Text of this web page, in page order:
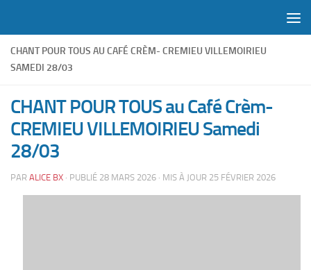
CHANT POUR TOUS AU CAFÉ CRÈM- CREMIEU VILLEMOIRIEU
SAMEDI 28/03
CHANT POUR TOUS au Café Crèm-
CREMIEU VILLEMOIRIEU Samedi
28/03
PAR ALICE BX · PUBLIÉ 28 MARS 2026 · MIS À JOUR 25 FÉVRIER 2026